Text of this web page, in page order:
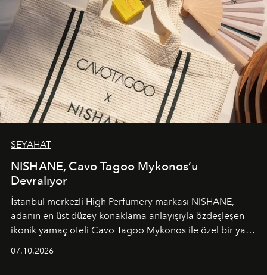
SEYAHAT
NISHANE, Cavo Tagoo Mykonos’u
Devralıyor
İstanbul merkezli High Perfumery markası NISHANE,
adanın en üst düzey konaklama anlayışıyla özdeşleşen
ikonik yamaç oteli Cavo Tagoo Mykonos ile özel bir yaz
07.10.2026